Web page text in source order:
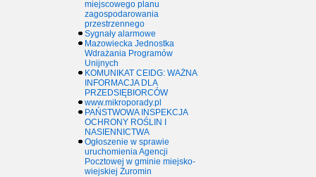
miejscowego planu
zagospodarowania
przestrzennego
Sygnały alarmowe
Mazowiecka Jednostka
Wdrażania Programów
Unijnych
KOMUNIKAT CEIDG: WAŻNA
INFORMACJA DLA
PRZEDSIĘBIORCÓW
www.mikroporady.pl
PAŃSTWOWA INSPEKCJA
OCHRONY ROŚLIN I
NASIENNICTWA
Ogłoszenie w sprawie
uruchomienia Agencji
Pocztowej w gminie miejsko-
wiejskiej Żuromin